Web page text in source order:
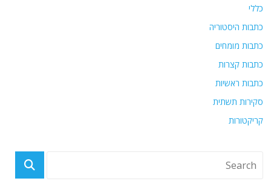
כללי
כתבות היסטוריה
כתבות מומחים
כתבות קצרות
כתבות ראשיות
סקירות תשתית
קריקטורות